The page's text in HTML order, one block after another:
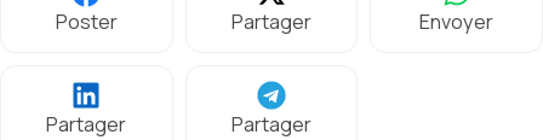
Poster Partager Envoyer
Partager Partager